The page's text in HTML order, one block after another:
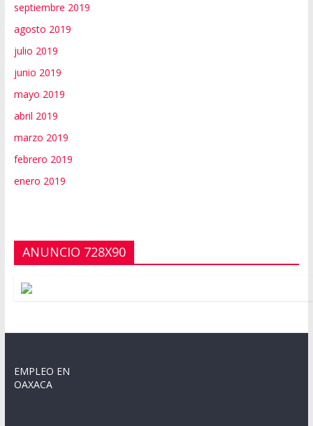
septiembre 2019
agosto 2019
julio 2019
junio 2019
mayo 2019
abril 2019
marzo 2019
febrero 2019
enero 2019
ANUNCIO 728X90
EMPLEO EN
OAXACA